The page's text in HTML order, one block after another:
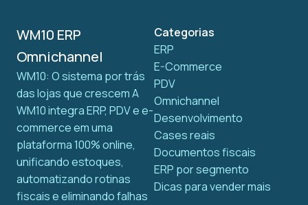
WM10 ERP
Omnichannel
WM10: O sistema por trás
das lojas que crescem A
WM10 integra ERP, PDV e e-
commerce em uma
plataforma 100% online,
unificando estoques,
automatizando rotinas
fiscais e eliminando falhas
Categorias
ERP
E-Commerce
PDV
Omnichannel
Desenvolvimento
Cases reais
Documentos fiscais
ERP por segmento
Dicas para vender mais